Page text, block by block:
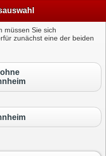
müssen Sie sich
zunächst eine der beiden
ohne